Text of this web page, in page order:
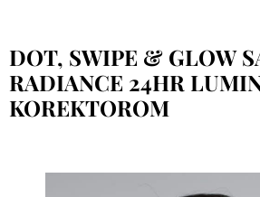
DOT, SWIPE & GLOW
RADIANCE 24HR
KOREKTOROM